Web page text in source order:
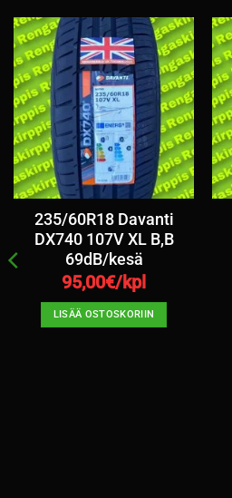
235/60R18 Davanti
DX740 107V XL B,B
69dB/kesä
95,00€/kpl
LISÄÄ OSTOSKORIIN